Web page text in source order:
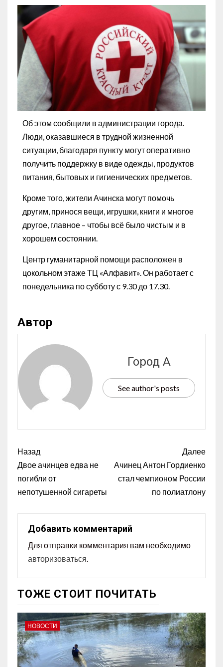
Об этом сообщили в администрации города.
Люди, оказавшиеся в трудной жизненной
ситуации, благодаря пункту могут оперативно
получить поддержку в виде одежды, продуктов
питания, бытовых и гигиенических предметов.
Кроме того, жители Ачинска могут помочь
другим, принося вещи, игрушки, книги и многое
другое, главное – чтобы всё было чистым и в
хорошем состоянии.
Центр гуманитарной помощи расположен в
цокольном этаже ТЦ «Алфавит». Он работает с
понедельника по субботу с 9.30 до 17.30.
Автор
Город А
See author's posts
Назад
Двое ачинцев едва не
погибли от
непотушенной сигареты
Далее
Ачинец Антон Гордиенко
стал чемпионом России
по полиатлону
Добавить комментарий
Для отправки комментария вам необходимо
авторизоваться.
ТОЖЕ СТОИТ ПОЧИТАТЬ
НОВОСТИ